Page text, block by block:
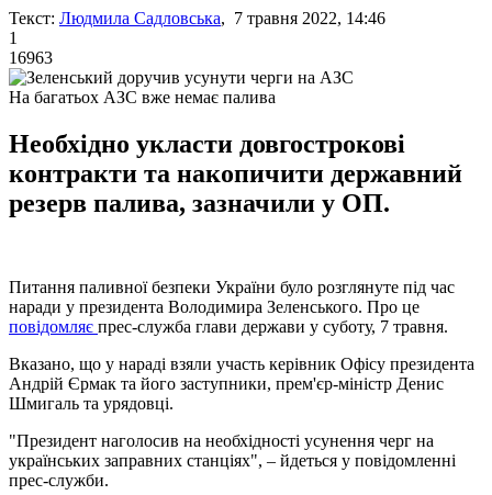
Текст: Людмила Садловська, 7 травня 2022, 14:46
1
16963
На багатьох АЗС вже немає палива
Необхідно укласти довгострокові
контракти та накопичити державний
резерв палива, зазначили у ОП.
Питання паливної безпеки України було розглянуте під час
наради у президента Володимира Зеленського. Про це
повідомляє прес-служба глави держави у суботу, 7 травня.
Вказано, що у нараді взяли участь керівник Офісу президента
Андрій Єрмак та його заступники, прем'єр-міністр Денис
Шмигаль та урядовці.
"Президент наголосив на необхідності усунення черг на
українських заправних станціях", – йдеться у повідомленні
прес-служби.